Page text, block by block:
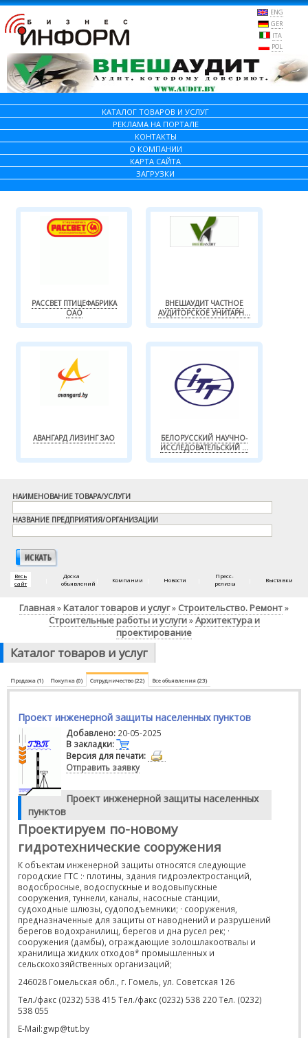
ENG
GER
ITA
POL
КАТАЛОГ ТОВАРОВ И УСЛУГ
РЕКЛАМА НА ПОРТАЛЕ
КОНТАКТЫ
О КОМПАНИИ
КАРТА САЙТА
ЗАГРУЗКИ
РАССВЕТ ПТИЦЕФАБРИКА
ОАО
ВНЕШАУДИТ ЧАСТНОЕ
АУДИТОРСКОЕ УНИТАРН...
АВАНГАРД ЛИЗИНГ ЗАО
БЕЛОРУССКИЙ НАУЧНО-
ИССЛЕДОВАТЕЛЬСКИЙ ...
НАИМЕНОВАНИЕ ТОВАРА/УСЛУГИ
НАЗВАНИЕ ПРЕДПРИЯТИЯ/ОРГАНИЗАЦИИ
Весь
сайт
Доска
объявлений
Компании Новости
Пресс-
релизы
Выставки
Главная» Каталог товаров и услуг» Строительство. Ремонт»
Строительные работы и услуги»Архитектура и
проектирование
Каталог товаров и услуг
Продажа (1) Покупка (0) Сотрудничество (22) Все объявления (23)
Проект инженерной защиты населенных пунктов
Добавлено: 20-05-2025
В закладки:
Версия для печати:
Отправить заявку
Проект инженерной защиты населенных
пунктов
Проектируем по-новому
гидротехнические сооружения
К объектам инженерной защиты относятся следующие
городские ГТС :· плотины, здания гидроэлектростанций,
водосбросные, водоспускные и водовыпускные
сооружения, туннели, каналы, насосные станции,
судоходные шлюзы, судоподъемники; · сооружения,
предназначенные для защиты от наводнений и разрушений
берегов водохранилищ, берегов и дна русел рек; ·
сооружения (дамбы), ограждающие золошлакоотвалы и
хранилища жидких отходов* промышленных и
сельскохозяйственных организаций;
246028 Гомельская обл., г. Гомель, ул. Советская 126
Тел./факс (0232) 538 415 Тел./факс (0232) 538 220 Тел. (0232)
538 055
E-Mail:gwp@tut.by